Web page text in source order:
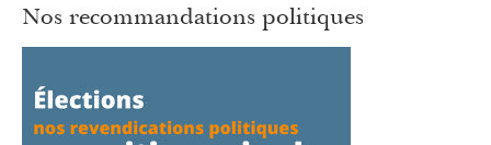
Nos recommandations politiques